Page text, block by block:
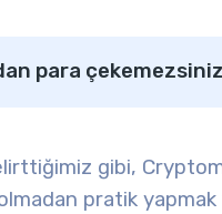
para çekemezsiniz
gibi,
pratik